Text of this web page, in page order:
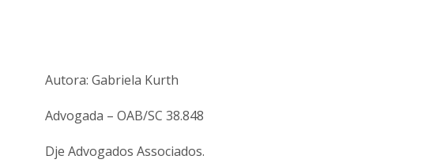
Autora: Gabriela Kurth
Advogada – OAB/SC 38.848
Dje Advogados Associados.